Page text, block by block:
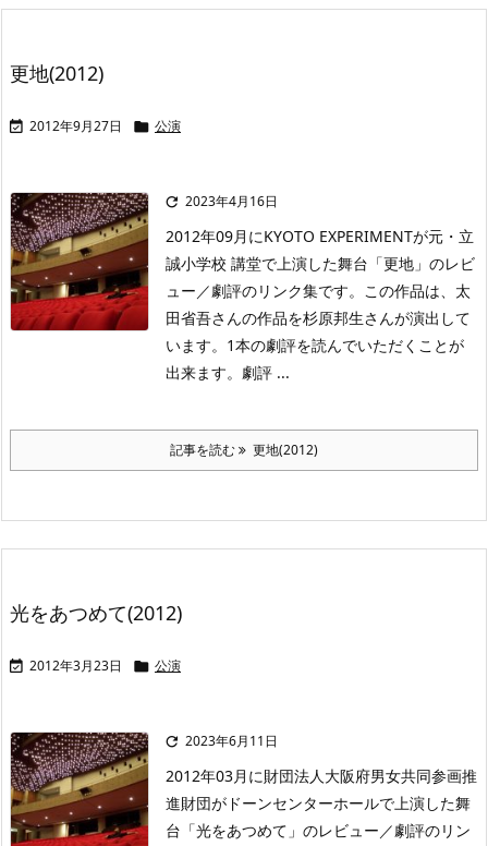
更地(2012)
 2012年9月27日  公演
 2023年4月16日
2012年09月にKYOTO EXPERIMENTが元・立
誠小学校 講堂で上演した舞台「更地」のレビ
ュー／劇評のリンク集です。この作品は、太
田省吾さんの作品を杉原邦生さんが演出して
います。1本の劇評を読んでいただくことが
出来ます。劇評 ...
記事を読む 更地(2012)
光をあつめて(2012)
 2012年3月23日  公演
 2023年6月11日
2012年03月に財団法人大阪府男女共同参画推
進財団がドーンセンターホールで上演した舞
台「光をあつめて」のレビュー／劇評のリン